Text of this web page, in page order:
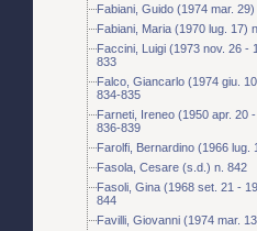
Fabiani, Guido (1974 mar.
Fabiani, Maria (1970 lug. 17)
Faccini, Luigi (1973 nov. 26 -
833
Falco, Giancarlo (1974 giu.
834-835
Farneti, Ireneo (1950 apr. 20
836-839
Farolfi, Bernardino (1966 lug.
Fasola, Cesare (s.d.) n. 842
Fasoli, Gina (1968 set. 21 -
844
Favilli, Giovanni (1974 mar.